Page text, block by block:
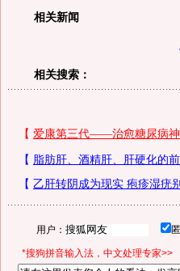
相关新闻
相关搜索：
用户：
*搜狗拼音输入法，中文处理专家>>